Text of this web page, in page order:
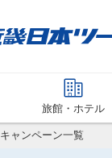
旅館・ホテル
キャンペーン一覧